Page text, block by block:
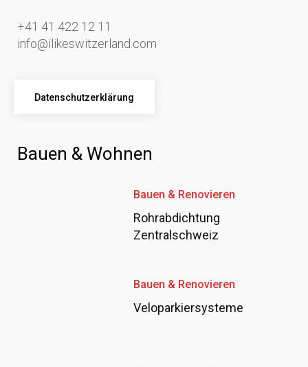
+41 41 422 12 11
info@ilikeswitzerland.com
Datenschutzerklärung
Bauen & Wohnen
Bauen & Renovieren
Rohrabdichtung
Zentralschweiz
Bauen & Renovieren
Veloparkiersysteme